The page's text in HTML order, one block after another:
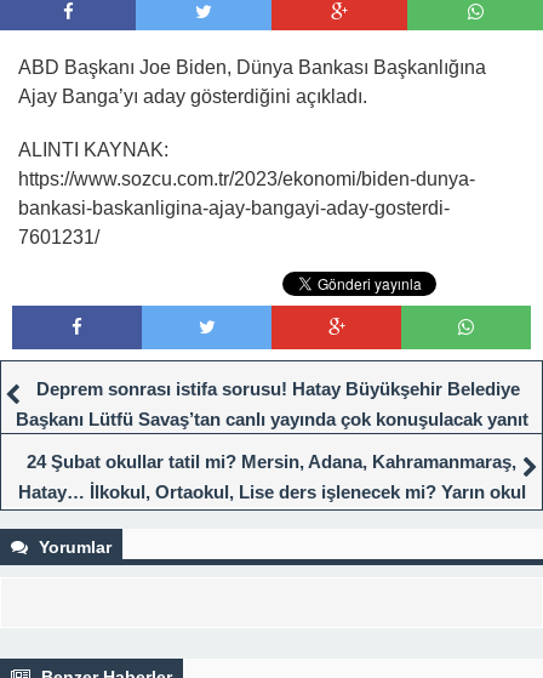
ABD Başkanı Joe Biden, Dünya Bankası Başkanlığına
Ajay Banga’yı aday gösterdiğini açıkladı.
ALINTI KAYNAK:
https://www.sozcu.com.tr/2023/ekonomi/biden-dunya-
bankasi-baskanligina-ajay-bangayi-aday-gosterdi-
7601231/
Deprem sonrası istifa sorusu! Hatay Büyükşehir Belediye
Başkanı Lütfü Savaş’tan canlı yayında çok konuşulacak yanıt
24 Şubat okullar tatil mi? Mersin, Adana, Kahramanmaraş,
Hatay… İlkokul, Ortaokul, Lise ders işlenecek mi? Yarın okul
Yorumlar